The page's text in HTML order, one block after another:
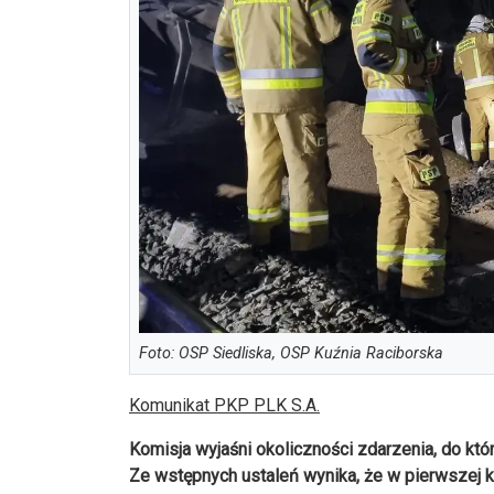
Foto: OSP Siedliska, OSP Kuźnia Raciborska
Komunikat PKP PLK S.A.
Komisja wyjaśni okoliczności zdarzenia, do
Ze wstępnych ustaleń wynika, że w pierwszej